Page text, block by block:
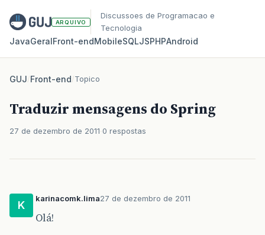
ARQUIVO
Discussoes de Programacao e
Tecnologia
JavaGeralFront‑endMobileSQLJSPHPAndroid
GUJ/Front-end/Topico
Traduzir mensagens do Spring
27 de dezembro de 2011 0 respostas
K
karinacomk.lima27 de dezembro de 2011
Olá!